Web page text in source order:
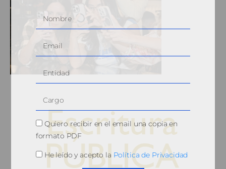
Quiero recibir en el email una copia en
formato PDF
He leído y acepto la Política de Privacidad